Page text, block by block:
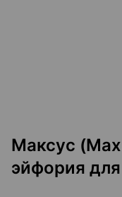
Максус
эйфория